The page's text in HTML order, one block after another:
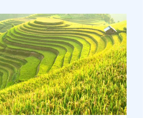
worden afgewisseld met
hotelletjes. Actie
gegarandeerd!